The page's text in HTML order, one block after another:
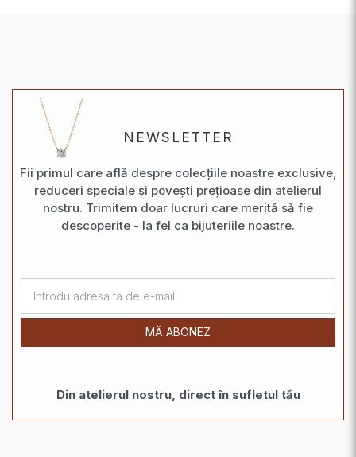
NEWSLETTER
Fii primul care află despre colecțiile noastre exclusive,
reduceri speciale și povești prețioase din atelierul
nostru. Trimitem doar lucruri care merită să fie
descoperite - la fel ca bijuteriile noastre.
MĂ ABONEZ
Din atelierul nostru, direct în sufletul tău